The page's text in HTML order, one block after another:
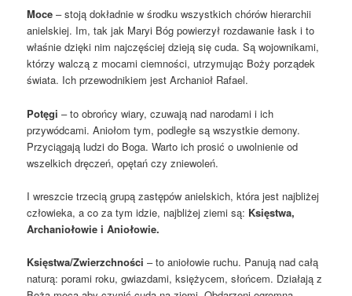
Moce– stoją dokładnie w środku wszystkich chórów hierarchii
anielskiej. Im, tak jak Maryi Bóg powierzył rozdawanie łask i to
właśnie dzięki nim najczęściej dzieją się cuda. Są wojownikami,
którzy walczą z mocami ciemności, utrzymując Boży porządek
świata. Ich przewodnikiem jest Archanioł Rafael.
Potęgi – to obrońcy wiary, czuwają nad narodami i ich
przywódcami. Aniołom tym, podległe są wszystkie demony.
Przyciągają ludzi do Boga. Warto ich prosić o uwolnienie od
wszelkich dręczeń, opętań czy zniewoleń.
I wreszcie trzecią grupą zastępów anielskich, która jest najbliżej
człowieka, a co za tym idzie, najbliżej ziemi są: Księstwa,
Archaniołowie i Aniołowie.
Księstwa/Zwierzchności – to aniołowie ruchu. Panują nad całą
naturą: porami roku, gwiazdami, księżycem, słońcem. Działają z